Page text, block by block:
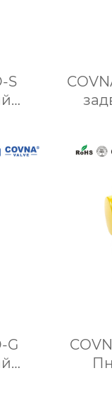
S
G